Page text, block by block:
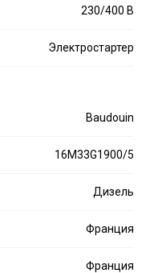
230/400 В
Электростартер
Baudouin
16M33G1900/5
Дизель
Франция
Франция